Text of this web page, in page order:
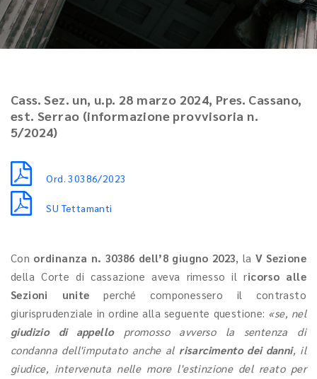
Cass. Sez. un, u.p. 28 marzo 2024, Pres. Cassano,
est. Serrao (informazione provvisoria n.
5/2024)
Ord. 30386/2023
SU Tettamanti
Con ordinanza n. 30386 dell’8 giugno 2023, la V Sezione
della Corte di cassazione aveva rimesso il ricorso alle
Sezioni unite perché componessero il contrasto
giurisprudenziale in ordine alla seguente questione: «se, nel
giudizio di appellopromosso avverso la sentenza di
condanna dell'imputato anche al risarcimento dei danni, il
giudice, intervenuta nelle more l'estinzione del reato per